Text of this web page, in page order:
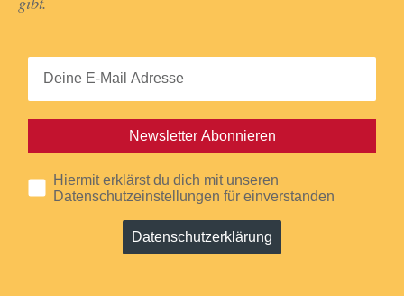
Newsletter Abonnieren
Hiermit erklärst du dich mit unseren
Datenschutzeinstellungen für einverstanden
Datenschutzerklärung